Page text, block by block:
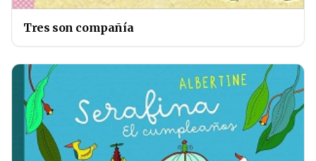
Tres son compañía